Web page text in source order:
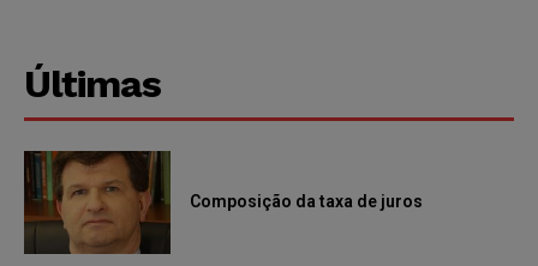
Últimas
Composição da taxa de juros